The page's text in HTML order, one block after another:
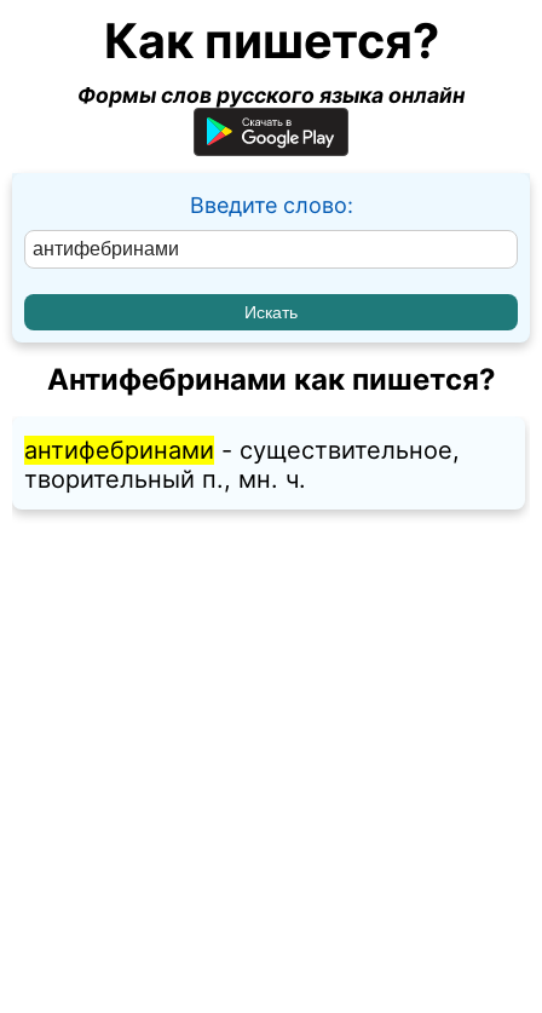
Как пишется?
Формы слов русского языка онлайн
Введите слово:
Антифебринами как пишется?
антифебринами - существительное,
творительный п., мн. ч.